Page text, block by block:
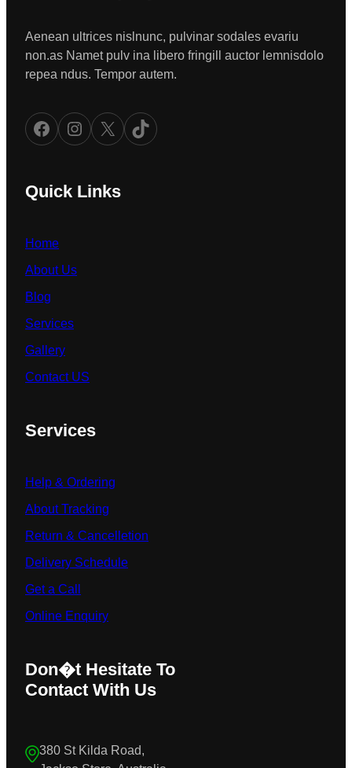
Aenean ultrices nislnunc, pulvinar sodales evariu
non.as Namet pulv ina libero fringill auctor lemnisdolo
repea ndus. Tempor autem.
Facebook Instagram X TikTok
Quick Links
Home
About Us
Blog
Services
Gallery
Contact US
Services
Help & Ordering
About Tracking
Return & Cancelletion
Delivery Schedule
Get a Call
Online Enquiry
Don�t Hesitate To
Contact With Us
380 St Kilda Road,